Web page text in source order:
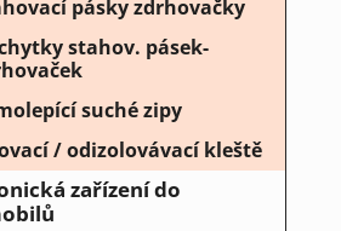
pásky zdrhovačky
stahov. pásek-
suché zipy
/ odizolovávací kleště
zařízení do